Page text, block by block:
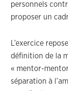
personnels
proposer un
L’exercice
définition de la
« mentor-
séparation à